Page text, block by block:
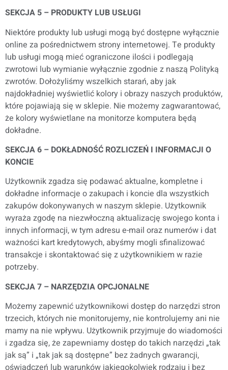
SEKCJA 5 – PRODUKTY LUB USŁUGI
Niektóre produkty lub usługi mogą być dostępne wyłącznie
online za pośrednictwem strony internetowej. Te produkty
lub usługi mogą mieć ograniczone ilości i podlegają
zwrotowi lub wymianie wyłącznie zgodnie z naszą Polityką
zwrotów. Dołożyliśmy wszelkich starań, aby jak
najdokładniej wyświetlić kolory i obrazy naszych produktów,
które pojawiają się w sklepie. Nie możemy zagwarantować,
że kolory wyświetlane na monitorze komputera będą
dokładne.
SEKCJA 6 – DOKŁADNOŚĆ ROZLICZEŃ I INFORMACJI O
KONCIE
Użytkownik zgadza się podawać aktualne, kompletne i
dokładne informacje o zakupach i koncie dla wszystkich
zakupów dokonywanych w naszym sklepie. Użytkownik
wyraża zgodę na niezwłoczną aktualizację swojego konta i
innych informacji, w tym adresu e-mail oraz numerów i dat
ważności kart kredytowych, abyśmy mogli sfinalizować
transakcje i skontaktować się z użytkownikiem w razie
potrzeby.
SEKCJA 7 – NARZĘDZIA OPCJONALNE
Możemy zapewnić użytkownikowi dostęp do narzędzi stron
trzecich, których nie monitorujemy, nie kontrolujemy ani nie
mamy na nie wpływu. Użytkownik przyjmuje do wiadomości
i zgadza się, że zapewniamy dostęp do takich narzędzi „tak
jak są” i „tak jak są dostępne” bez żadnych gwarancji,